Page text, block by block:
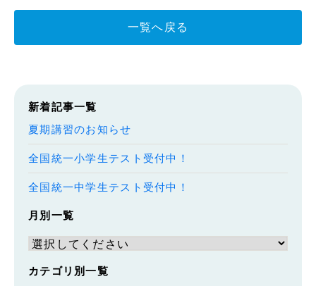
一覧へ戻る
新着記事一覧
夏期講習のお知らせ
全国統一小学生テスト受付中！
全国統一中学生テスト受付中！
月別一覧
カテゴリ別一覧